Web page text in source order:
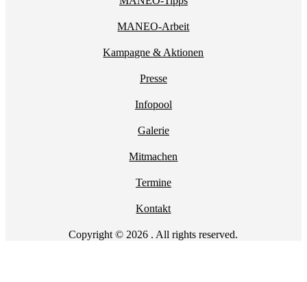
MANEO-Arbeit
Kampagne & Aktionen
Presse
Infopool
Galerie
Mitmachen
Termine
Kontakt
Copyright © 2026 . All rights reserved.